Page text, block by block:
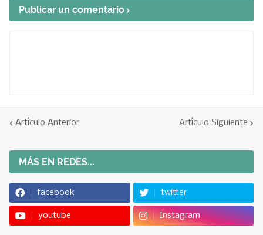
Publicar un comentario
Artículo Anterior Artículo Siguiente
MÁS EN REDES...
facebook twitter
youtube Instagram